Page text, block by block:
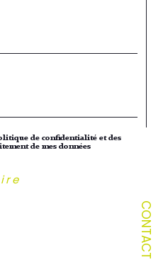
CONTACT
de confidentialité et des
de mes données